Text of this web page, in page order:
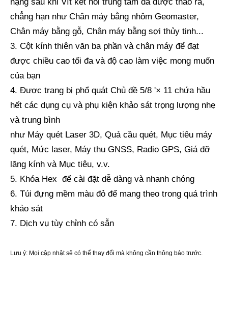
Cấp độ GPS (DIA.29mm; Độ chính xác: 30 '/2 mm) Tất cả cực carbon Rover (1,8m, CLP12)
GPS Rover Cực (1.6m) Cực RTK (2.5m,10mm)
chẳng hạn như Chân máy bằng nhôm Geomaster,
Chân máy bằng gỗ, Chân máy bằng sợi thủy tinh...
3. Cột kính thiên văn ba phần và chân máy để đạt
được chiều cao tối đa và độ cao làm việc mong muốn
của bạn
4. Được trang bị phổ quát Chủ đề 5/8 '× 11 chứa hầu
hết các dụng cụ và phụ kiện khảo sát trọng lượng nhẹ
và trung bình
như Máy quét Laser 3D, Quả cầu quét, Mục tiêu máy
quét, Mức laser, Máy thu GNSS, Radio GPS, Giá đỡ
lăng kính và Mục tiêu, v.v.
5. Khóa Hex để cài đặt dễ dàng và nhanh chóng
6. Túi đựng mềm màu đỏ để mang theo trong quá trình
khảo sát
7. Dịch vụ tùy chỉnh có sẵn
Lưu ý: Mọi cập nhật sẽ có thể thay đổi mà không cần thông báo trước.